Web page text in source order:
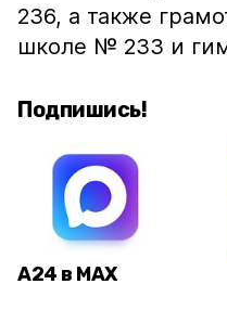
236, а также
школе № 233 и
Подпишись!
А24 в MAX